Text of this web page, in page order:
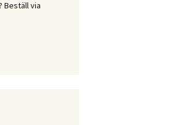
Beställ via